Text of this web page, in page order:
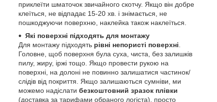
приклеїти шматочок звичайного скотчу. Якщо він добре
клеїться, не відпадає 15-20 хв. і знімається, не
пошкоджуючи поверхню, наклейка також наклеїться.
Які поверхні підходять для монтажу
Для монтажу підходять рівні непористі поверхні.
Головне, щоб поверхня була суха, чиста, без залишків
пилу, жиру, іржі тощо. Якщо провести рукою на
поверхні, на долоні не повинно залишатися частинок/
слідів від покриття. Якщо залишаються сумніви, ми
можемо надіслати безкоштовний зразок плівки
(доставка за тарифами обраного логіста), просто